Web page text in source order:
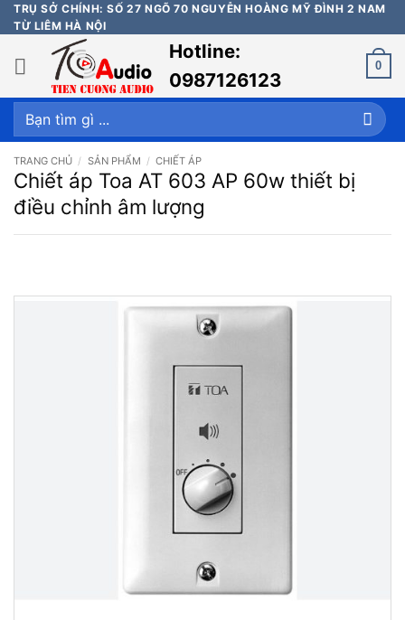
Bỏ
qua
nội
dung
TRỤ SỞ CHÍNH: SỐ 27 NGÕ 70 NGUYỄN HOÀNG MỸ ĐÌNH 2 NAM
TỪ LIÊM HÀ NỘI
Hotline:
0987126123
0
Tìm
kiếm:
TRANG CHỦ / SẢN PHẨM / CHIẾT ÁP
Chiết áp Toa AT 603 AP 60w thiết bị
điều chỉnh âm lượng